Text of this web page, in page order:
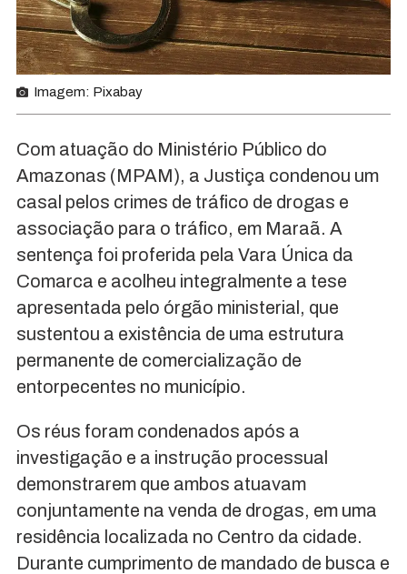
Imagem: Pixabay
Com atuação do Ministério Público do
Amazonas (MPAM), a Justiça condenou um
casal pelos crimes de tráfico de drogas e
associação para o tráfico, em Maraã. A
sentença foi proferida pela Vara Única da
Comarca e acolheu integralmente a tese
apresentada pelo órgão ministerial, que
sustentou a existência de uma estrutura
permanente de comercialização de
entorpecentes no município.
Os réus foram condenados após a
investigação e a instrução processual
demonstrarem que ambos atuavam
conjuntamente na venda de drogas, em uma
residência localizada no Centro da cidade.
Durante cumprimento de mandado de busca e